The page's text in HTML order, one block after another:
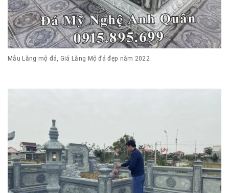
Mẫu Lăng mộ đá, Giá Lăng Mộ đá đẹp năm 2022